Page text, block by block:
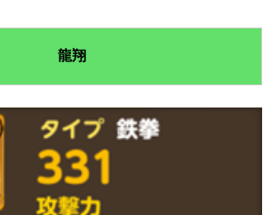
龍翔